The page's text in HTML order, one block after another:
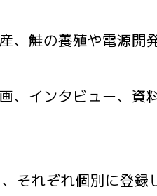
、鮭の養殖や電源開
、インタビュー、資
それぞれ個別に登録